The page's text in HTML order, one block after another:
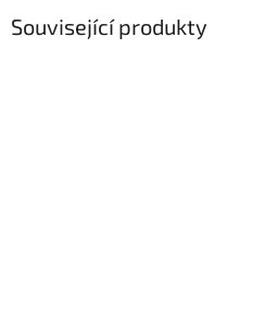
Související produkty